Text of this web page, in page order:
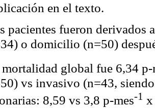
en el texto.
pacientes fueron derivados
o domicilio (n=50)
global fue 6,34 p-
vs invasivo (n=43,
8,59 vs 3,8 p-mes-1 x